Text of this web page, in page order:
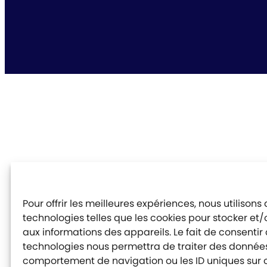
Pour offrir les meilleures expériences, nous utilisons
technologies telles que les cookies pour stocker
aux informations des appareils. Le fait de consentir
technologies nous permettra de traiter des
comportement de navigation ou les ID uniques sur